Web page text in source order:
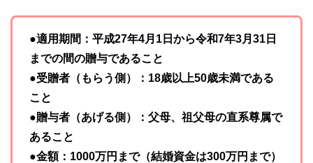
●適用期間：平成27年4月1日から令和7年3月31日
までの間の贈与であること
●受贈者（もらう側）：18歳以上50歳未満である
こと
●贈与者（あげる側）：父母、祖父母の直系尊属で
あること
●金額：1000万円まで（結婚資金は300万円まで）